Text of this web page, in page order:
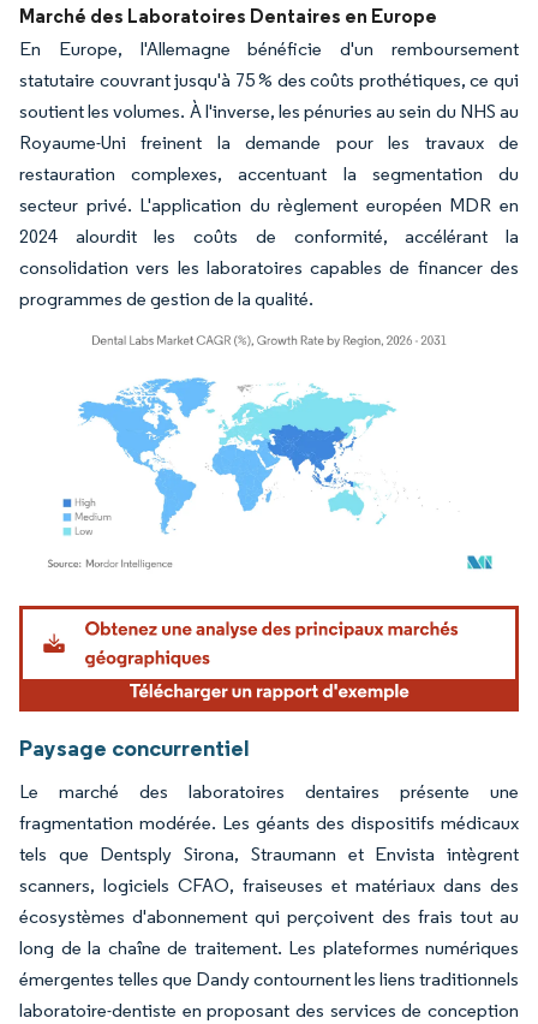
Marché des Laboratoires Dentaires en Europe
En Europe, l'Allemagne bénéficie d'un remboursement
statutaire couvrant jusqu'à 75 % des coûts prothétiques, ce qui
soutient les volumes. À l'inverse, les pénuries au sein du NHS au
Royaume-Uni freinent la demande pour les travaux de
restauration complexes, accentuant la segmentation du
secteur privé. L'application du règlement européen MDR en
2024 alourdit les coûts de conformité, accélérant la
consolidation vers les laboratoires capables de financer des
programmes de gestion de la qualité.
Image © Mordor Intelligence. La réutilisation nécessite une attribution sous CC BY
Paysage concurrentiel
Le marché des laboratoires dentaires présente une
fragmentation modérée. Les géants des dispositifs médicaux
tels que Dentsply Sirona, Straumann et Envista intègrent
scanners, logiciels CFAO, fraiseuses et matériaux dans des
écosystèmes d'abonnement qui perçoivent des frais tout au
long de la chaîne de traitement. Les plateformes numériques
émergentes telles que Dandy contournent les liens traditionnels
laboratoire-dentiste en proposant des services de conception